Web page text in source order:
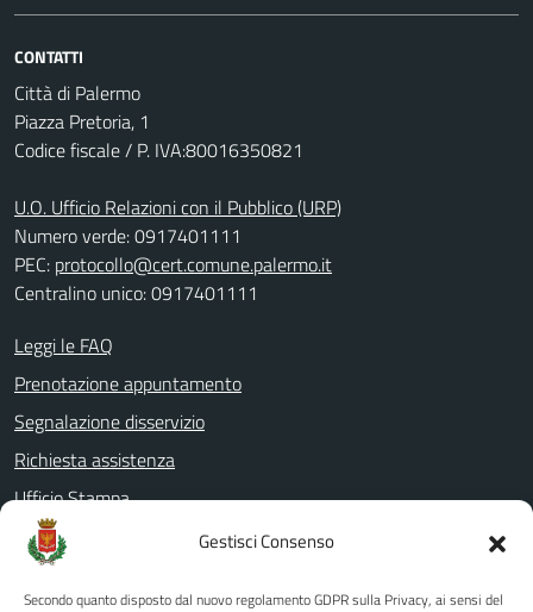
Gestisci Consenso
Secondo quanto disposto dal nuovo regolamento GDPR sulla Privacy, ai sensi del
CONTATTI
Città di Palermo
Piazza Pretoria, 1
Codice fiscale / P. IVA:80016350821
U.O. Ufficio Relazioni con il Pubblico (URP)
Numero verde: 0917401111
PEC: protocollo@cert.comune.palermo.it
Centralino unico: 0917401111
Leggi le FAQ
Prenotazione appuntamento
Segnalazione disservizio
Richiesta assistenza
Ufficio Stampa
Amministrazione Trasparente
Albo pretorio